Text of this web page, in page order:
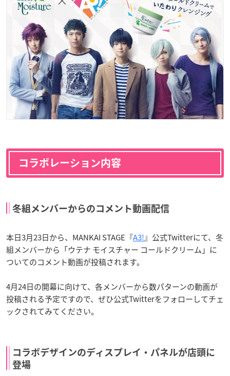
コラボレーション内容
冬組メンバーからのコメント動画配信
本日3月23日から、MANKAI STAGE『A3!』公式Twitterにて、冬
組メンバーから「ウテナ モイスチャー コールドクリーム」に
ついてのコメント動画が投稿されます。
4月24日の開幕に向けて、各メンバーから数パターンの動画が
投稿される予定ですので、ぜひ公式Twitterをフォローしてチェ
ックされてみてください。
コラボデザインのディスプレイ・パネルが店頭に
登場